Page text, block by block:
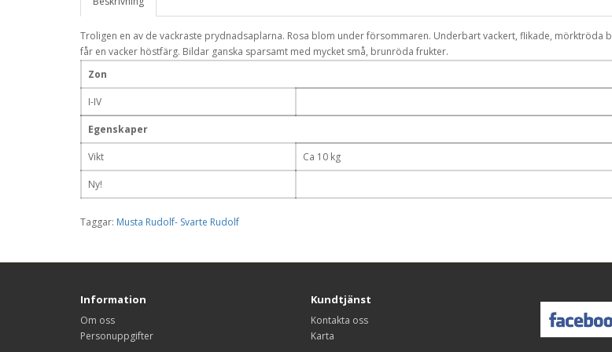
Troligen en av de vackraste prydnadsaplarna. Rosa blom under försommaren. Underbart vackert, flikade, mörktröda
får en vacker höstfärg. Bildar ganska sparsamt med mycket små, brunröda frukter.
Zon
I-IV
Egenskaper
Vikt Ca 10 kg
Ny!
Taggar: Musta Rudolf- Svarte Rudolf
Information
Om oss
Personuppgifter
Kundtjänst
Kontakta oss
Karta